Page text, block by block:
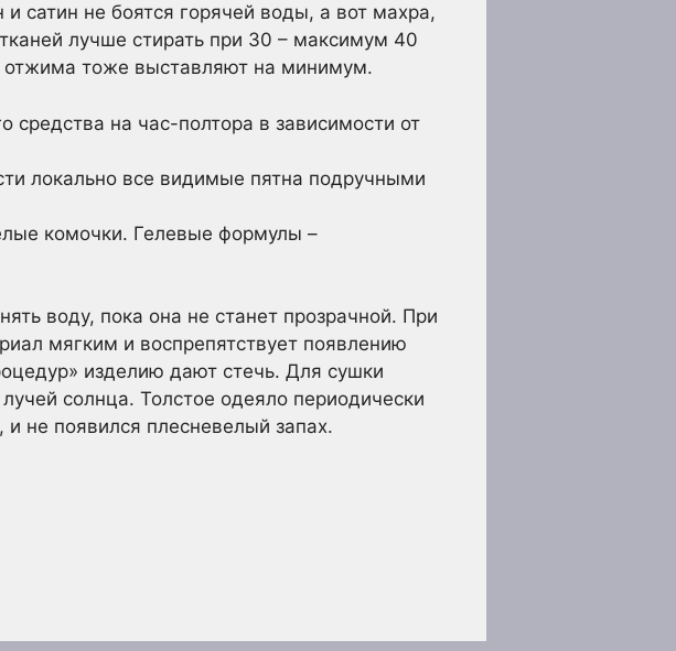
сатин не боятся горячей воды, а вот махра,
лучше стирать при 30 – максимум 40
тоже выставляют на минимум.
на час-полтора в зависимости от
локально все видимые пятна подручными
комочки. Гелевые формулы –
воду, пока она не станет прозрачной. При
мягким и воспрепятствует появлению
изделию дают стечь. Для сушки
солнца. Толстое одеяло периодически
не появился плесневелый запах.